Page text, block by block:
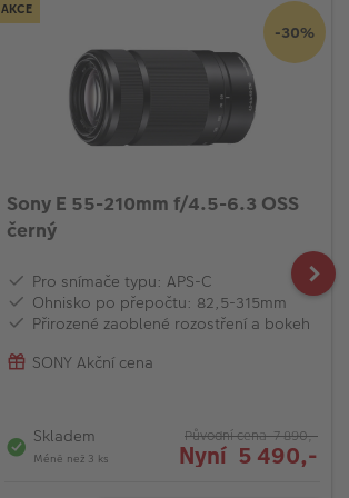
AKCE
-30%
Sony E 55-210mm f/4.5-6.3 OSS
černý
Pro snímače typu: APS-C
Ohnisko po přepočtu: 82,5-315mm
Přirozené zaoblené rozostření a bokeh
SONY Akční cena
Skladem
Méně než 3 ks
Původní cena 7 890,-
Nyní 5 490,-